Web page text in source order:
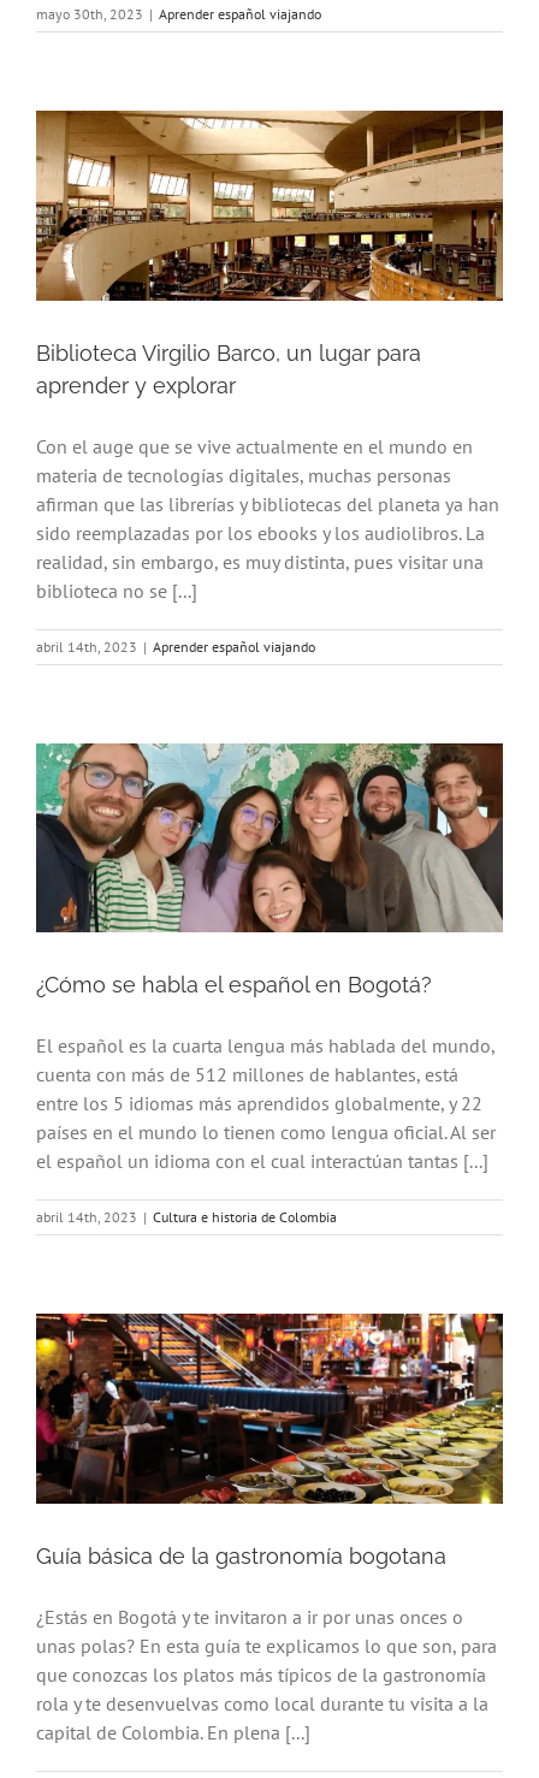
mayo 30th, 2023 | Aprender español viajando
Biblioteca Virgilio Barco, un lugar para
aprender y explorar
Con el auge que se vive actualmente en el mundo en
materia de tecnologías digitales, muchas personas
afirman que las librerías y bibliotecas del planeta ya han
sido reemplazadas por los ebooks y los audiolibros. La
realidad, sin embargo, es muy distinta, pues visitar una
biblioteca no se [...]
abril 14th, 2023 | Aprender español viajando
¿Cómo se habla el español en Bogotá?
El español es la cuarta lengua más hablada del mundo,
cuenta con más de 512 millones de hablantes, está
entre los 5 idiomas más aprendidos globalmente, y 22
países en el mundo lo tienen como lengua oficial. Al ser
el español un idioma con el cual interactúan tantas [...]
abril 14th, 2023 | Cultura e historia de Colombia
Guía básica de la gastronomía bogotana
¿Estás en Bogotá y te invitaron a ir por unas onces o
unas polas? En esta guía te explicamos lo que son, para
que conozcas los platos más típicos de la gastronomía
rola y te desenvuelvas como local durante tu visita a la
capital de Colombia. En plena [...]